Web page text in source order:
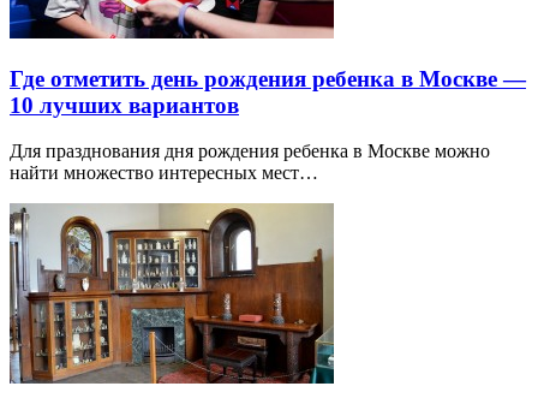
Где отметить день рождения ребенка в Москве —
10 лучших вариантов
Для празднования дня рождения ребенка в Москве можно
найти множество интересных мест…